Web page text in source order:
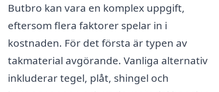
Butbro kan vara en komplex uppgift,
eftersom flera faktorer spelar in i
kostnaden. För det första är typen av
takmaterial avgörande. Vanliga alternativ
inkluderar tegel, plåt, shingel och